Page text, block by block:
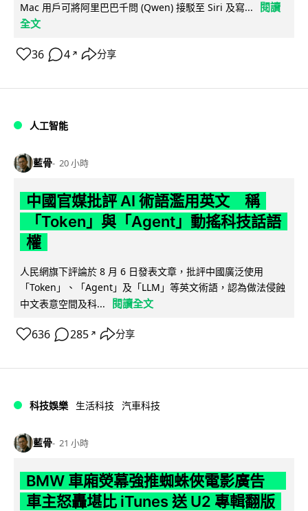
Mac 用戶可將阿里巴巴千問 (Qwen) 接駁至 Siri 及寫...
閱讀
全文
36 4 ↗ 分享
人工智能
藍骨 20 小時
中國官媒批評 AI 術語濫用英文 稱
「Token」與「Agent」動搖科技話語
權
人民網旗下評論於 8 月 6 日發表文章，批評中國廣泛使用
「Token」、「Agent」及「LLM」等英文術語，認為做法侵蝕
中文表意空間及科...
閱讀全文
636 285 ↗ 分享
科技娛樂 生活科技 汽車科技
藍骨 21 小時
BMW 車廂熒幕強推蜘蛛俠電影廣告
車主怒轟堪比 iTunes 送 U2 專輯翻版